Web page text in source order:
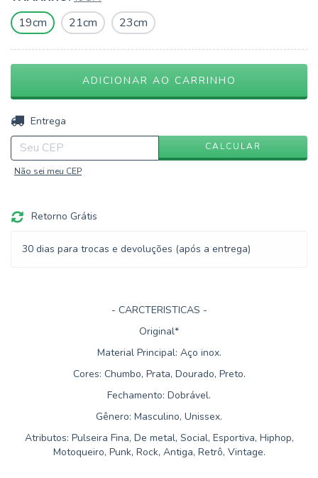
19cm 21cm 23cm
Entregas para o CEP:
CALCULAR
Não sei meu CEP
Retorno Grátis
30 dias para trocas e devoluções (após a entrega)
- CARCTERISTICAS -
Original*
Material Principal: Aço inox.
Cores: Chumbo, Prata, Dourado, Preto.
Fechamento: Dobrável.
Gênero: Masculino, Unissex.
Atributos: Pulseira Fina, De metal, Social, Esportiva, Hiphop,
Motoqueiro, Punk, Rock, Antiga, Retrô, Vintage.